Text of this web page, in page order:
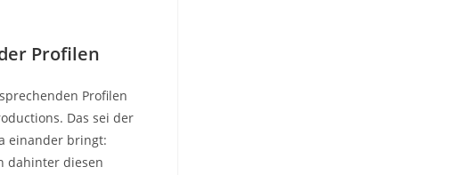
Profilen
Profilen
Das sei der
einander bringt:
dahinter diesen